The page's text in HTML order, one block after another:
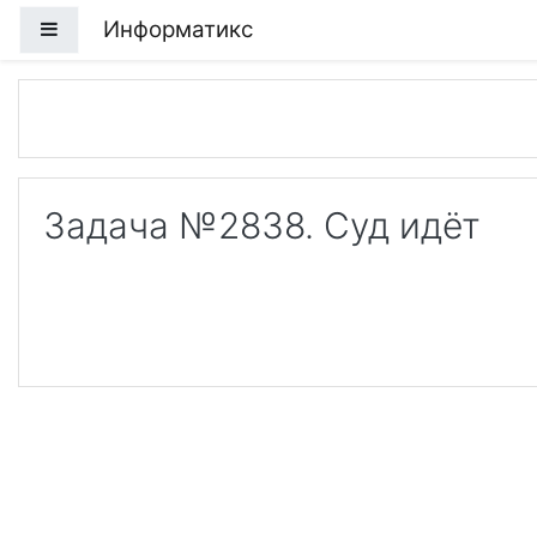
Боковая панель
Информатикс
Задача №2838. Суд идёт